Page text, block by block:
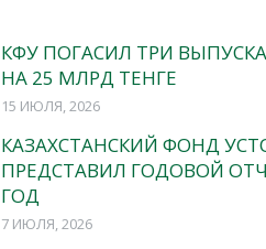
КФУ ПОГАСИЛ ТРИ
НА 25 МЛРД ТЕНГЕ
15 ИЮЛЯ, 2026
КАЗАХСТАНСКИЙ ФОНД
ПРЕДСТАВИЛ ГОДОВОЙ
ГОД
7 ИЮЛЯ, 2026